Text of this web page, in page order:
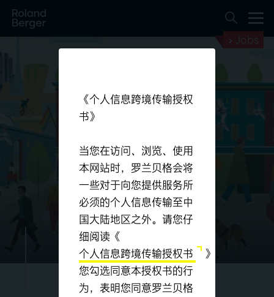
Jobs
《个人信息跨境传输授权
书》
当您在访问、浏览、使用
本网站时，罗兰贝格会将
一些对于向您提供服务所
必须的个人信息传输至中
国大陆地区之外。请您仔
细阅读《
个人信息跨境传输授权书
》，
您勾选同意本授权书的行
为，表明您同意罗兰贝格
融入我们的基
因。